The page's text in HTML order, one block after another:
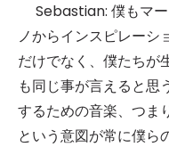
Sebastian: 僕もマ
ノからインスピレーシ
だけでなく、僕たちが
も同じ事が言えると思
するための音楽、つま
という意図が常に僕ら